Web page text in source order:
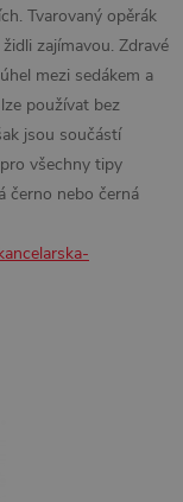
Tvarovaný opěrák
zajímavou. Zdravé
mezi sedákem a
používat bez
jsou součástí
všechny tipy
černo nebo černá